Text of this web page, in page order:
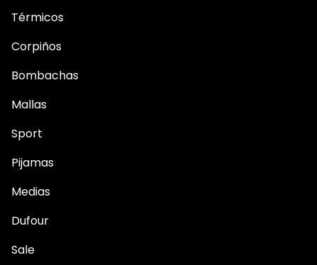
Térmicos
Corpiños
Bombachas
Mallas
Sport
Pijamas
Medias
Dufour
Sale